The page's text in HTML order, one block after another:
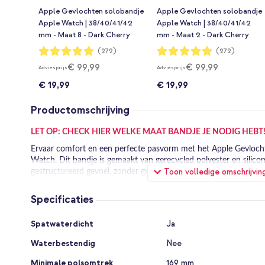
Apple Gevlochten solobandje
Apple Watch | 38/40/41/42
mm - Maat 8 - Dark Cherry
Waardering:
98%
(272)
Adviesprijs€ 99,99
€ 19,99
Apple Gevlochten solobandje
Apple Watch | 38/40/41/42
mm - Maat 2 - Dark Cherry
Waardering:
98%
(272)
Adviesprijs€ 99,99
€ 19,99
Productomschrijving
Toon volledige
LET OP: CHECK HIER WELKE MAAT BANDJE JE NODIG HEBT!
Ervaar comfort en een perfecte pasvorm met het Apple
Watch. Dit bandje is gemaakt van gerecycled polyester en
gestructureerd gevoel, zonder gespen of sluitingen. Stijlvol en
Perfecte pasvorm
Dit bandje is ontworpen voor een precieze, comfortabele
16.000 gerecyclede polyestergarens te vlechten rond ultradunne
wordt het bandje met een laser op de exacte lengte gesneden,
Specificaties
Specificaties
Spatwaterdicht
Ja
Waterbestendig
Nee